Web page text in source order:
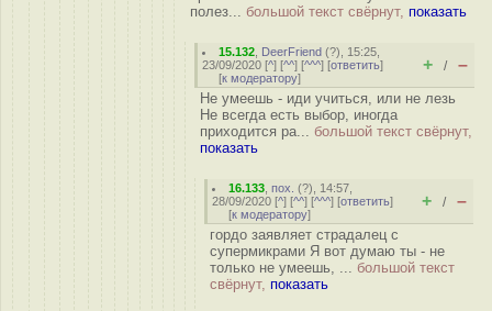
полез... большой текст свёрнут, показать
15.132 DeerFriend (?), 15:25,
23/09/2020 [^] [^^] [^^^] [ответить]
[к модератору]
+ / –
Не умеешь - иди учиться, или не лезь
Не всегда есть выбор, иногда
приходится ра... большой текст свёрнут,
показать
16.133 ,пох. (?), 14:57,
28/09/2020 [^] [^^] [^^^] [ответить]
[к модератору]
+ / –
гордо заявляет страдалец с
супермикрами Я вот думаю ты - не
только не умеешь, ... большой текст
свёрнут, показать